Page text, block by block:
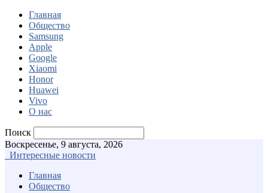
Главная
Общество
Samsung
Apple
Google
Xiaomi
Honor
Huawei
Vivo
О нас
Поиск
Воскресенье, 9 августа, 2026
Интересные новости
Главная
Общество